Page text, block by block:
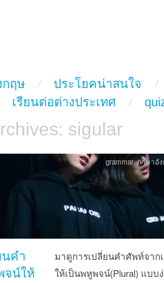
กฤษ ประโยคน่าสนใจ
เรียนต่อต่างประเทศ
sigular
นคำ
จน์ให้
มาดูการเปลี่ยนคำศัพท์จาก
ให้เป็นพหูพจน์(Plural) แบบ
grammar ภาษาอั